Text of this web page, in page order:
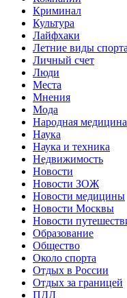
Криминал
Культура
Лайфхаки
Летние виды спорта
Личный счет
Люди
Места
Мнения
Мода
Народная медицина
Наука
Наука и техника
Недвижимость
Новости
Новости ЗОЖ
Новости медицины
Новости Москвы
Новости
Образование
Общество
Около спорта
Отдых в России
Отдых за границей
ПДД